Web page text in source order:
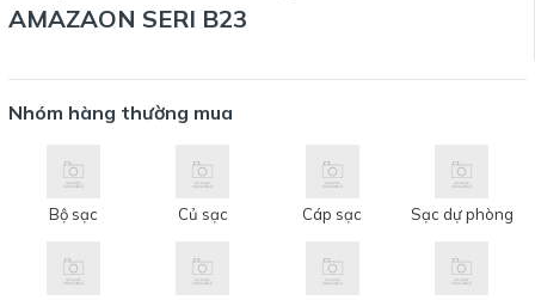
AMAZAON SERI B23
Nhóm hàng thường mua
Bộ sạc Củ sạc Cáp sạc Sạc dự phòng